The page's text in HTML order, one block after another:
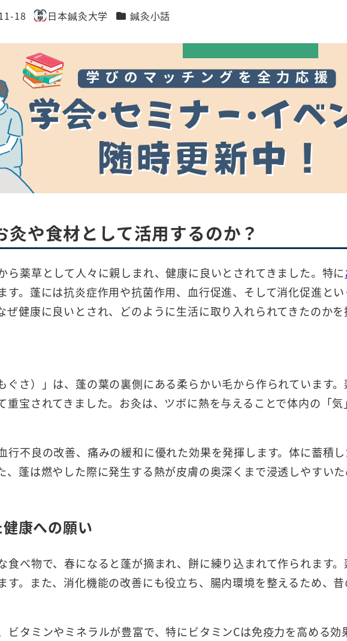
18
著
者
日本鍼灸大学 カテゴリー
鍼灸小話
灸や食材として活用するのか？
ら薬草として人々に親しまれ、健康に良いとされてきました。特に
す。蓬には抗炎症作用や抗菌作用、血行促進、そして消化促進と
ぜ健康に良いとされ、どのように生活に取り入れられてきたのかを
ぐさ）」は、蓬の葉の裏側にある柔らかい毛から作られています
重宝されてきました。お灸は、ツボに熱を与えることで体内の「
行不良の改善、痛みの緩和に優れた効果を発揮します。体に蓄積
、蓬は燃やした際に発生する熱が皮膚の奥深くまで浸透しやすい
康への願い
食べ物で、春になると蓬が摘まれ、餅に練り込まれて作られます
す。また、消化機能の改善にも役立ち、腸内環境を整えるため、
ビタミンやミネラルが豊富で、特にビタミンCは免疫力を高める